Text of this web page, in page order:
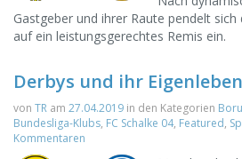
Gastgeber und ihrer Raute pendelt
auf ein leistungsgerechtes Remis ein.
Derbys und ihr Eigenleben
von TR am 27.04.2019 in den Kategorien
Bundesliga-Klubs, FC Schalke 04, Featured,
Kommentaren